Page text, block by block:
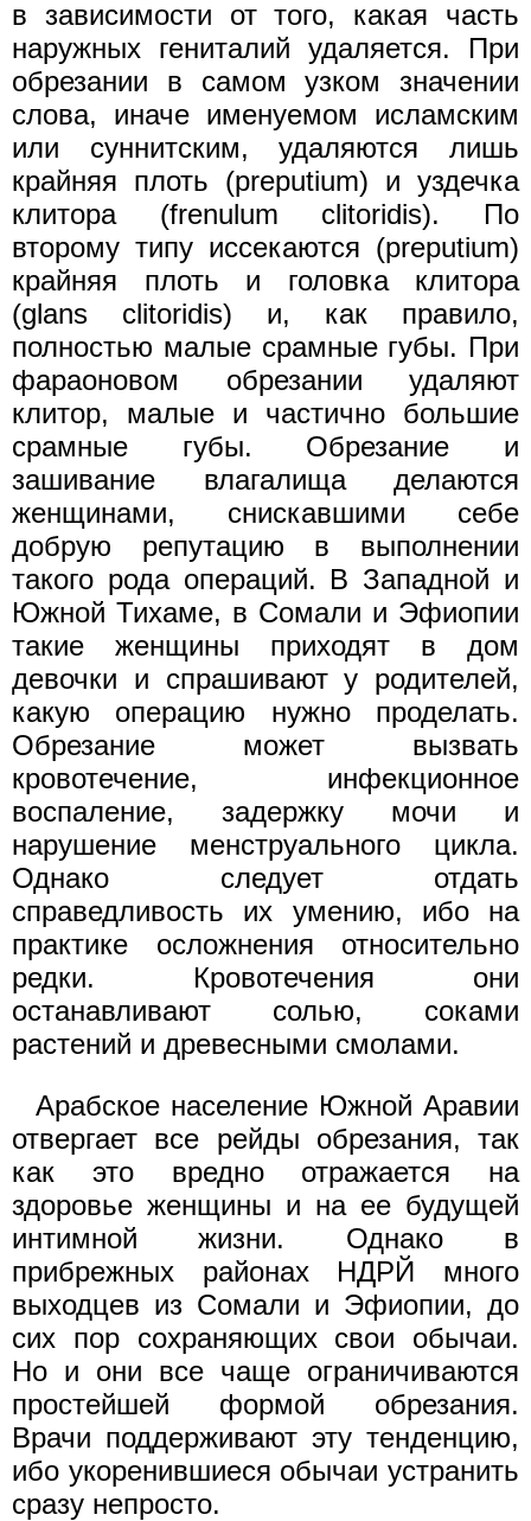
в зависимости от того, какая часть
наружных гениталий удаляется. При
обрезании в самом узком значении
слова, иначе именуемом исламским
или суннитским, удаляются лишь
крайняя плоть (preputium) и уздечка
клитора (frenulum clitoridis). По
второму типу иссекаются (preputium)
крайняя плоть и головка клитора
(glans clitoridis) и, как правило,
полностью малые срамные губы. При
фараоновом обрезании удаляют
клитор, малые и частично большие
срамные губы. Обрезание и
зашивание влагалища делаются
женщинами, снискавшими себе
добрую репутацию в выполнении
такого рода операций. В Западной и
Южной Тихаме, в Сомали и Эфиопии
такие женщины приходят в дом
девочки и спрашивают у родителей,
какую операцию нужно проделать.
Обрезание может вызвать
кровотечение, инфекционное
воспаление, задержку мочи и
нарушение менструального цикла.
Однако следует отдать
справедливость их умению, ибо на
практике осложнения относительно
редки. Кровотечения они
останавливают солью, соками
растений и древесными смолами.
Арабское население Южной Аравии
отвергает все рейды обрезания, так
как это вредно отражается на
здоровье женщины и на ее будущей
интимной жизни. Однако в
прибрежных районах НДРЙ много
выходцев из Сомали и Эфиопии, до
сих пор сохраняющих свои обычаи.
Но и они все чаще ограничиваются
простейшей формой обрезания.
Врачи поддерживают эту тенденцию,
ибо укоренившиеся обычаи устранить
сразу непросто.